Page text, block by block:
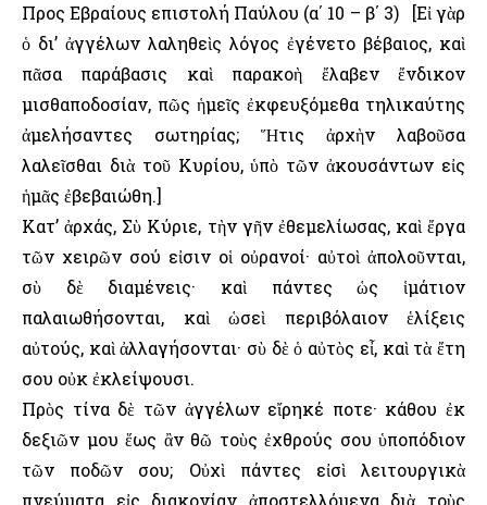
Προς Εβραίους επιστολή Παύλου (α΄ 10 – β΄ 3) [Εἰ γὰρ
ὁ δι’ ἀγγέλων λαληθεὶς λόγος ἐγένετο βέβαιος, καὶ
πᾶσα παράβασις καὶ παρακοὴ ἔλαβεν ἔνδικον
μισθαποδοσίαν, πῶς ἡμεῖς ἐκφευξόμεθα τηλικαύτης
ἀμελήσαντες σωτηρίας; Ἥτις ἀρχὴν λαβοῦσα
λαλεῖσθαι διὰ τοῦ Κυρίου, ὑπὸ τῶν ἀκουσάντων εἰς
ἡμᾶς ἐβεβαιώθη.]
Κατ’ ἀρχάς, Σὺ Κύριε, τὴν γῆν ἐθεμελίωσας, καὶ ἔργα
τῶν χειρῶν σού εἰσιν οἱ οὐρανοί· αὐτοὶ ἀπολοῦνται,
σὺ δὲ διαμένεις· καὶ πάντες ὡς ἱμάτιον
παλαιωθήσονται, καὶ ὡσεὶ περιβόλαιον ἑλίξεις
αὐτούς, καὶ ἀλλαγήσονται· σὺ δὲ ὁ αὐτὸς εἶ, καὶ τὰ ἔτη
σου οὐκ ἐκλείψουσι.
Πρὸς τίνα δὲ τῶν ἀγγέλων εἴρηκέ ποτε· κάθου ἐκ
δεξιῶν μου ἕως ἂν θῶ τοὺς ἐχθρούς σου ὑποπόδιον
τῶν ποδῶν σου; Οὐχὶ πάντες εἰσὶ λειτουργικὰ
πνεύματα εἰς διακονίαν ἀποστελλόμενα διὰ τοὺς